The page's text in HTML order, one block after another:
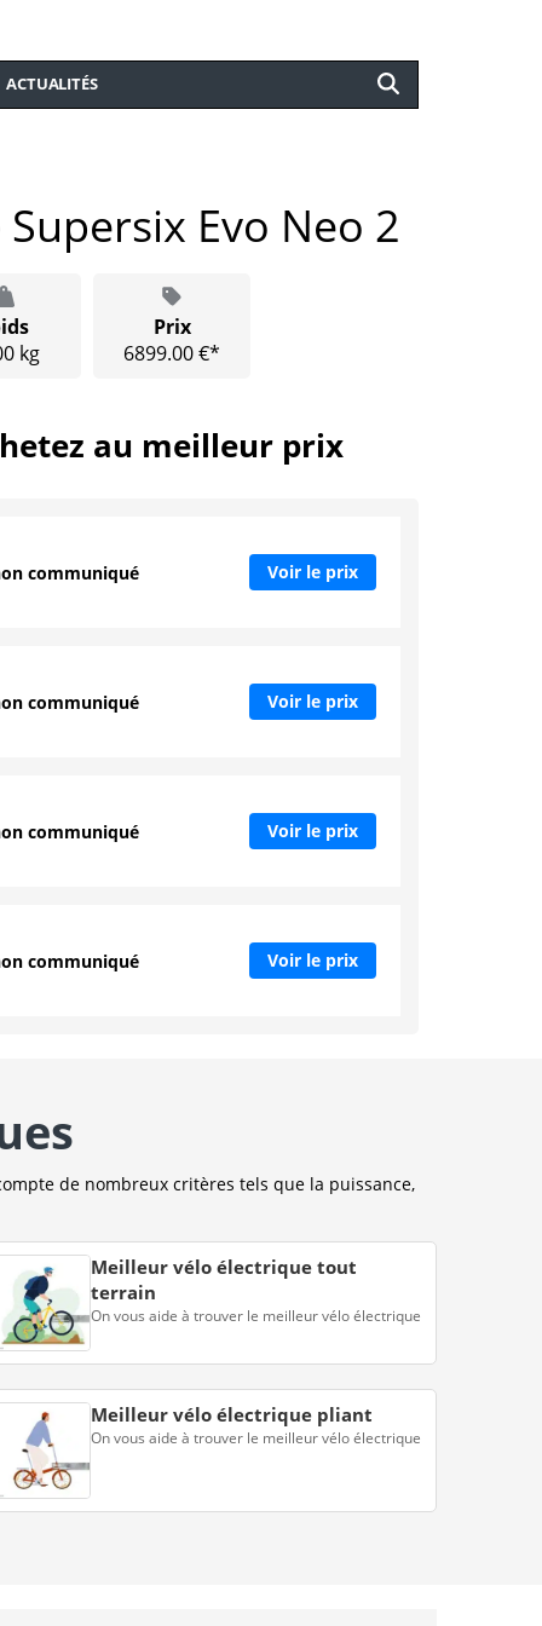
ACTUALITÉS
Evo Neo 2
kg
Prix
6899.00 €*
au meilleur prix
communiqué Voir le prix
communiqué Voir le prix
communiqué Voir le prix
communiqué Voir le prix
de nombreux critères tels que la puissance,
Meilleur vélo électrique tout
terrain
On vous aide à trouver le meilleur vélo électrique
Meilleur vélo électrique pliant
On vous aide à trouver le meilleur vélo électrique